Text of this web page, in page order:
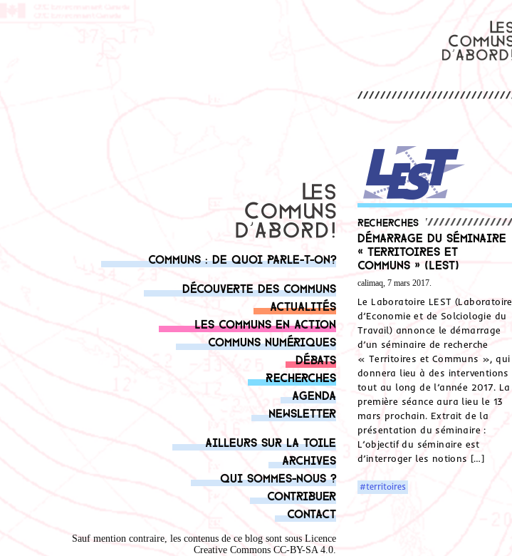
Communs : de quoi parle-t-on?
Découverte des communs
Actualités
Les communs en action
Communs numériques
Débats
Recherches
Agenda
Newsletter
Ailleurs sur la toile
Archives
Qui sommes-nous ?
Contribuer
Contact
Sauf mention contraire, les contenus de ce blog sont sous Licence
Creative Commons CC-BY-SA 4.0.
Recherches
Démarrage du séminaire
« Territoires et
Communs » (LEST)
calimaq, 7 mars 2017.
Le Laboratoire LEST (Laboratoire
d’Economie et de Solciologie du
Travail) annonce le démarrage
d’un séminaire de recherche
« Territoires et Communs », qui
donnera lieu à des interventions
tout au long de l’année 2017. La
première séance aura lieu le 13
mars prochain. Extrait de la
présentation du séminaire :
L’objectif du séminaire est
d’interroger les notions […]
#territoires